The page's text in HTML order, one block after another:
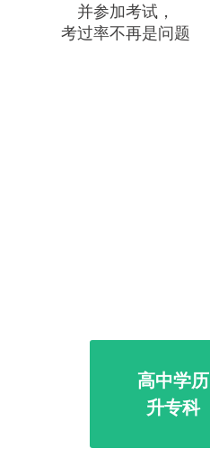
并参加考试，
考过率不再是问题
高中学历
升专科